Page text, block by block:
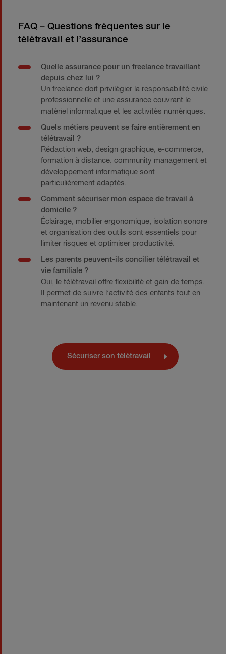
FAQ – Questions fréquentes sur le
télétravail et l’assurance
Quelle assurance pour un freelance travaillant
depuis chez lui ?
Un freelance doit privilégier la responsabilité civile
professionnelle et une assurance couvrant le
matériel informatique et les activités numériques.
Quels métiers peuvent se faire entièrement en
télétravail ?
Rédaction web, design graphique, e-commerce,
formation à distance, community management et
développement informatique sont
particulièrement adaptés.
Comment sécuriser mon espace de travail à
domicile ?
Éclairage, mobilier ergonomique, isolation sonore
et organisation des outils sont essentiels pour
limiter risques et optimiser productivité.
Les parents peuvent-ils concilier télétravail et
vie familiale ?
Oui, le télétravail offre flexibilité et gain de temps.
Il permet de suivre l’activité des enfants tout en
maintenant un revenu stable.
Sécuriser son télétravail